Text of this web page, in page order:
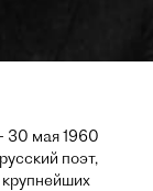
30 мая 1960
поэт,
крупнейших